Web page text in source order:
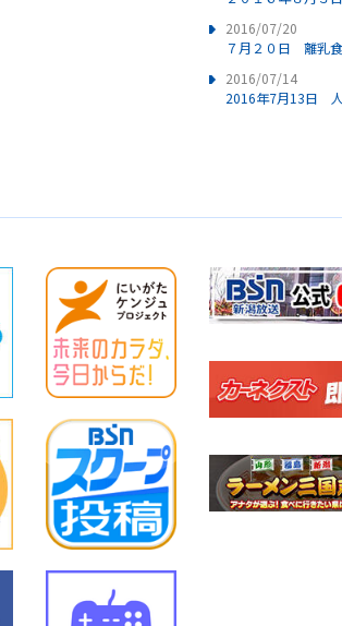
2016/07/20
７月２０日 離乳
2016/07/14
2016年7月13日